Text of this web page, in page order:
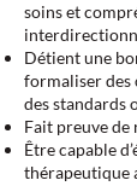
soins et
Détient une
formaliser des
des standards
Fait preuve
Être capable
thérapeutique